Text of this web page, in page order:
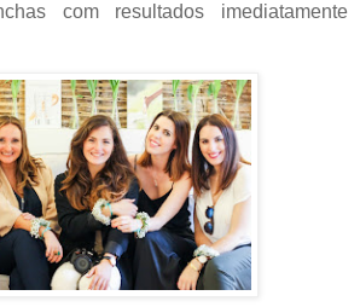
com resultados imediatamente